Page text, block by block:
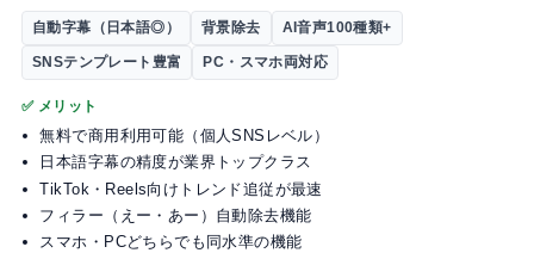
自動字幕（日本語◎） 背景除去 AI音声100種類+
SNSテンプレート豊富 PC・スマホ両対応
✅ メリット
無料で商用利用可能（個人SNSレベル）
日本語字幕の精度が業界トップクラス
TikTok・Reels向けトレンド追従が最速
フィラー（えー・あー）自動除去機能
スマホ・PCどちらでも同水準の機能